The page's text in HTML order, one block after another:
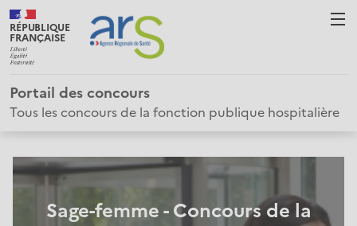
RÉPUBLIQUE
FRANÇAISE
Portail des concours
Tous les concours de la fonction publique hospitalière
Sage-femme - Concours de la